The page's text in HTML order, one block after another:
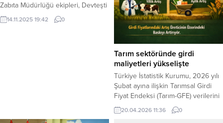
Zabıta Müdürlüğü ekipleri, Devteşti
Mahallesi’nde bir kasaba yaptıkları
denetimde, bozulmuş ve kokmuş
14.11.2025 19:42 0
Tarım sektöründe girdi
maliyetleri yükselişte
Türkiye İstatistik Kurumu, 2026 yılı
Şubat ayına ilişkin Tarımsal Girdi
Fiyat Endeksi (Tarım-GFE) verilerini
açıkladı. Haber Merkezi – Bir
önceki aya göre yüzde 3,10
20.04.2026 11:36 0